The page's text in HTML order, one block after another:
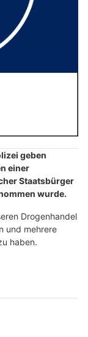
geben
einer
Staatsbürger
wurde.
Drogenhandel
und mehrere
haben.